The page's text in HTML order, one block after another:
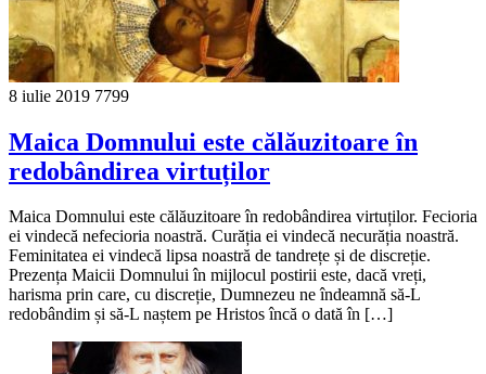
8 iulie 2019 7799
Maica Domnului este călăuzitoare în
redobândirea virtuților
Maica Domnului este călăuzitoare în redobândirea virtuților. Fecioria
ei vindecă nefecioria noastră. Curăția ei vindecă necurăția noastră.
Feminitatea ei vindecă lipsa noastră de tandrețe și de discreție.
Prezența Maicii Domnului în mijlocul postirii este, dacă vreți,
harisma prin care, cu discreție, Dumnezeu ne îndeamnă să-L
redobândim și să-L naștem pe Hristos încă o dată în […]